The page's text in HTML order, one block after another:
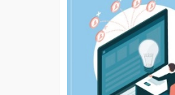
Descuentos
Sin requisitos de